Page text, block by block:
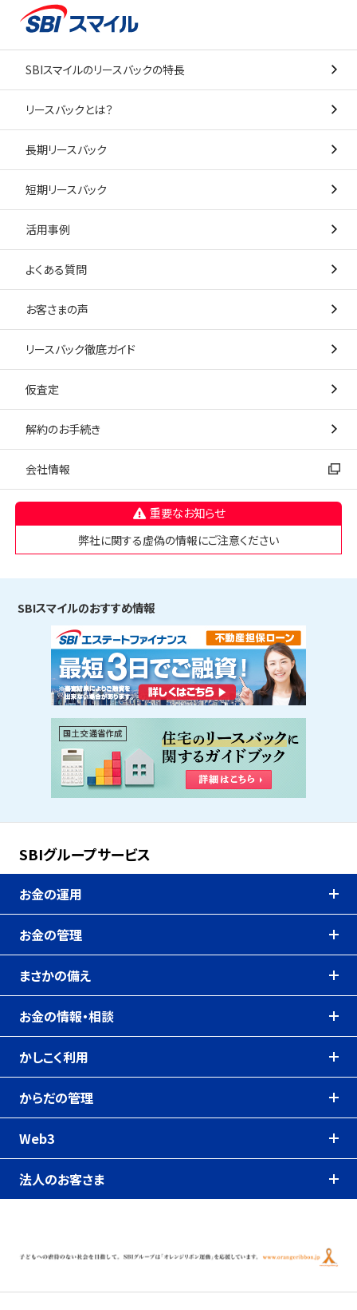
SBIスマイルのリースバックの特長
リースバックとは？
長期リースバック
短期リースバック
活用事例
よくある質問
お客さまの声
リースバック徹底ガイド
仮査定
解約のお手続き
会社情報
重要なお知らせ
弊社に関する虚偽の情報にご注意ください
SBIスマイルのおすすめ情報
SBIグループサービス
お金の運用
お金の管理
まさかの備え
お金の情報・相談
かしこく利用
からだの管理
Web3
法人のお客さま